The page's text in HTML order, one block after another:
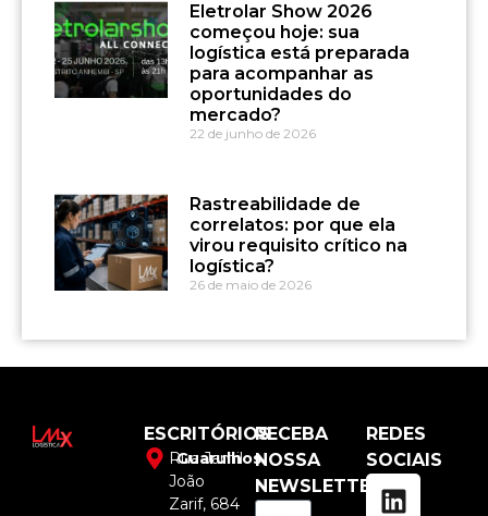
Eletrolar Show 2026
começou hoje: sua
logística está preparada
para acompanhar as
oportunidades do
mercado?
22 de junho de 2026
Rastreabilidade de
correlatos: por que ela
virou requisito crítico na
logística?
26 de maio de 2026
ESCRITÓRIOS
Guarulhos
Rua Jamil
João
Zarif, 684
RECEBA
NOSSA
NEWSLETTER
REDES
SOCIAIS